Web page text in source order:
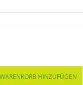
HINZUFÜGEN